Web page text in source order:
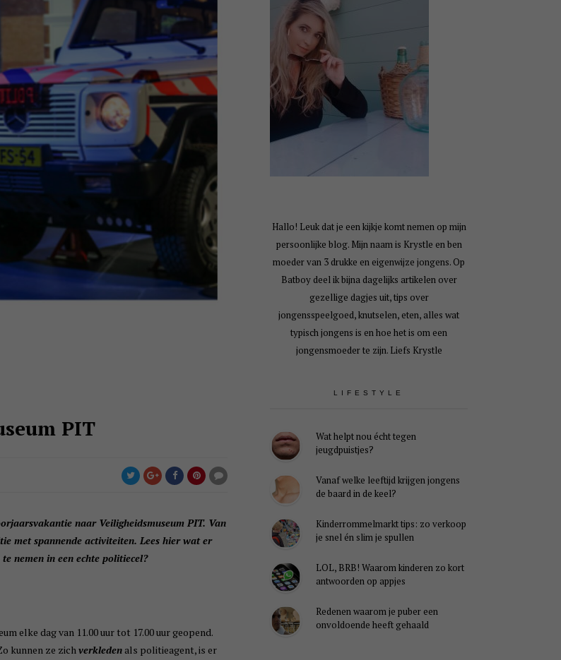
PIT
naar Veiligheidsmuseum PIT. Van
met spannende activiteiten. Lees hier wat er
nemen in een echte politiecel?
elke dag van 11.00 uur tot 17.00 uur geopend.
kunnen ze zichverkleden als politieagent, is er
Hallo! Leuk dat je een kijkje komt nemen op mijn
persoonlijke blog. Mijn naam is Krystle en ben
moeder van 3 drukke en eigenwijze jongens. Op
Batboy deel ik bijna dagelijks artikelen over
gezellige dagjes uit, tips over
jongensspeelgoed, knutselen, eten, alles wat
typisch jongens is en hoe het is om een
jongensmoeder te zijn. Liefs Krystle
LIFESTYLE
Wat helpt nou écht tegen
jeugdpuistjes?
Vanaf welke leeftijd krijgen jongens
de baard in de keel?
Kinderrommelmarkt tips: zo verkoop
je snel én slim je spullen
LOL, BRB! Waarom kinderen zo kort
antwoorden op appjes
Redenen waarom je puber een
onvoldoende heeft gehaald